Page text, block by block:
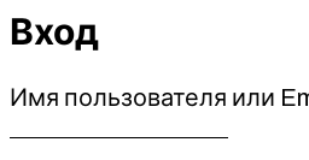
Вход
Имя пользователя или